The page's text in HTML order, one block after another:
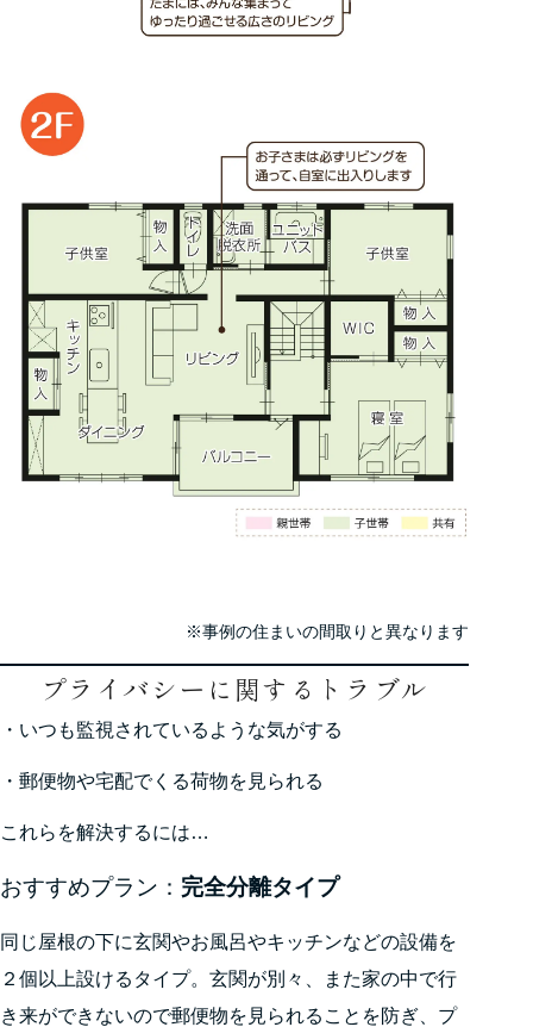
※事例の住まいの間取りと異なります
プライバシーに関するトラブル
・いつも監視されているような気がする
・郵便物や宅配でくる荷物を見られる
これらを解決するには…
おすすめプラン： 完全分離タイプ
同じ屋根の下に玄関やお風呂やキッチンなどの設備を
２個以上設けるタイプ。玄関が別々、また家の中で行
き来ができないので郵便物を見られることを防ぎ、プ